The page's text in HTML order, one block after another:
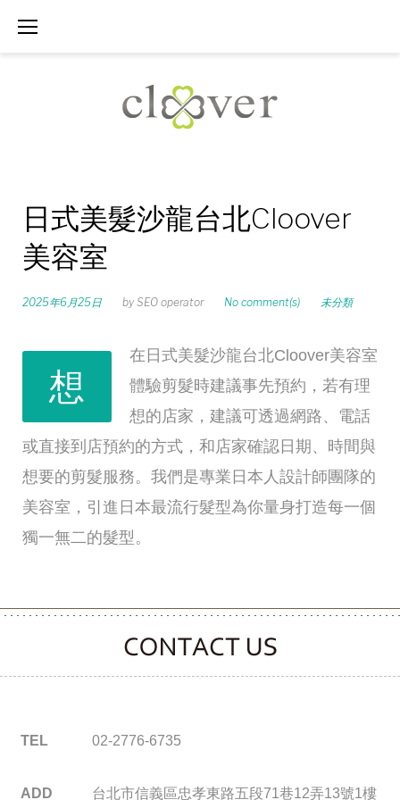
日式美髮沙龍台北Cloover
美容室
2025年6月25日 by SEO operator No comment(s) 未分類
想
在日式美髮沙龍台北Cloover美容室
體驗剪髮時建議事先預約，若有理
想的店家，建議可透過網路、電話
或直接到店預約的方式，和店家確認日期、時間與
想要的剪髮服務。我們是專業日本人設計師團隊的
美容室，引進日本最流行髮型為你量身打造每一個
獨一無二的髮型。
CONTACT CLOOVER
TEL 02-2776-6735
ADD 台北市信義區忠孝東路五段71巷12弄13號1樓